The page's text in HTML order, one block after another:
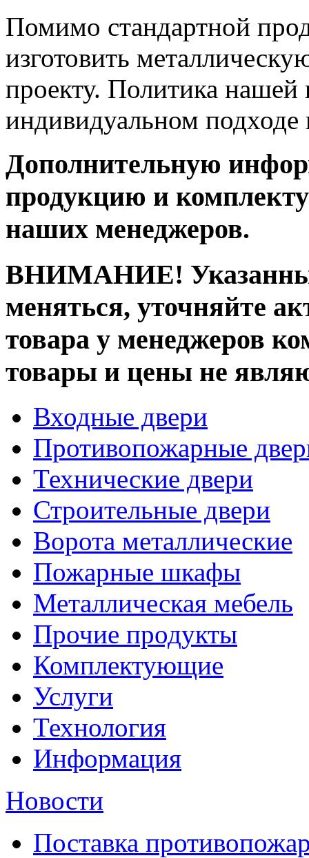
Помимо стандартной
изготовить
проекту. Политика нашей
индивидуальном
Дополнительную
продукцию и
наших менеджеров.
ВНИМАНИЕ!
меняться, уточняйте
товара у менеджеров
товары и цены не
Входные двери
Противопожарные
Технические двери
Строительные двери
Ворота металлические
Пожарные шкафы
Металлическая мебель
Прочие продукты
Комплектующие
Услуги
Технология
Информация
Новости
Поставка